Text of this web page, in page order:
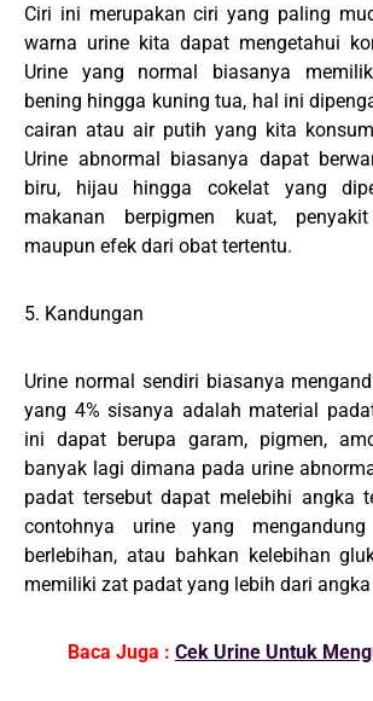
Ciri ini merupakan ciri yang paling
warna urine kita dapat mengetahui
Urine yang normal biasanya
bening hingga kuning tua, hal ini
cairan atau air putih yang kita
Urine abnormal biasanya dapat
biru, hijau hingga cokelat yang
makanan berpigmen kuat,
maupun efek dari obat tertentu.
5. Kandungan
Urine normal sendiri biasanya
yang 4% sisanya adalah material
ini dapat berupa garam, pigmen,
banyak lagi dimana pada urine
padat tersebut dapat melebihi angka
contohnya urine yang
berlebihan, atau bahkan kelebihan
memiliki zat padat yang lebih dari angka
Baca Juga : Cek Urine Untuk